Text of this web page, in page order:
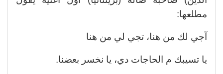
مطلعها:
آجي لك من هنا، تجي لي من هنا
يا تسيبك م الحاجات دي، يا نخسر بعضنا.